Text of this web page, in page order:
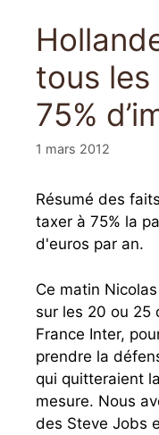
tous
75%
1 mars 2012
Résumé des
taxer à 75% la
d'euros par an.
Ce matin
sur les 20 ou 25
France Inter,
prendre la
qui quitteraient
mesure. Nous
des Steve Jobs